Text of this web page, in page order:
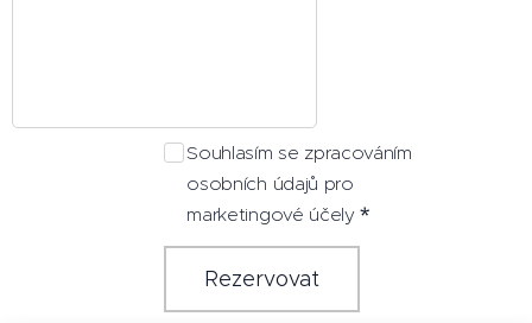
Souhlasím se zpracováním
osobních údajů pro
marketingové účely
Rezervovat